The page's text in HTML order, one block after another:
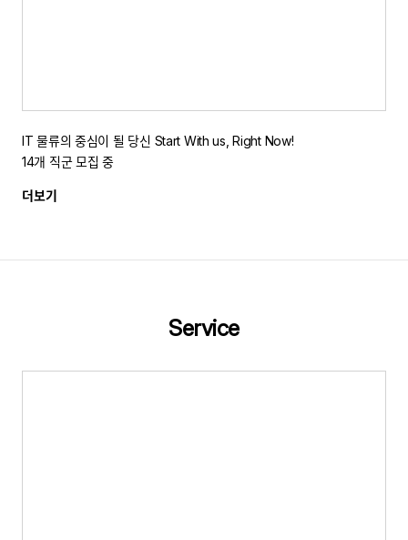
더보기
IT 물류의 중심이 될 당신 Start With us, Right Now!
14개 직군 모집 중
Service